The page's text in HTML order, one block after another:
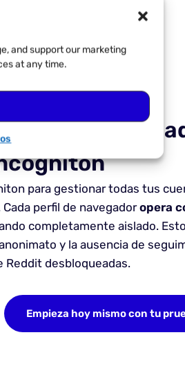
and support our marketing
at any time.
para gestionar todas tus
Cada perfil de navegadoropera
completamente aislado.
y la ausencia de
Reddit desbloqueadas.
Empieza hoy mismo con tu